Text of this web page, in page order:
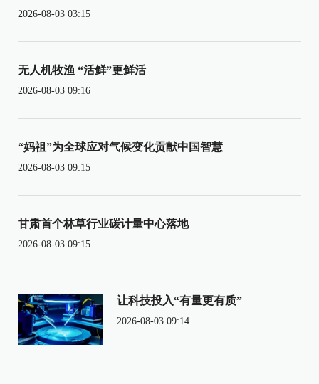
2026-08-03 03:15
无人机牧渔 “活鲜”更鲜活
2026-08-03 09:16
“妈祖”为全球应对气候变化贡献中国智慧
2026-08-03 09:15
甘肃首个林草行业碳计量中心落地
2026-08-03 09:15
让科技投入“有量更有质”
2026-08-03 09:14